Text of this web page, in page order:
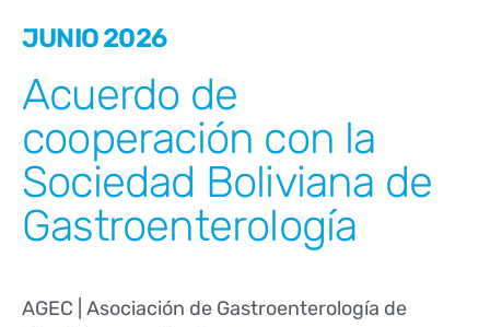
JUNIO 2026
Acuerdo de
cooperación con la
Sociedad Boliviana de
Gastroenterología
AGEC | Asociación de Gastroenterología de